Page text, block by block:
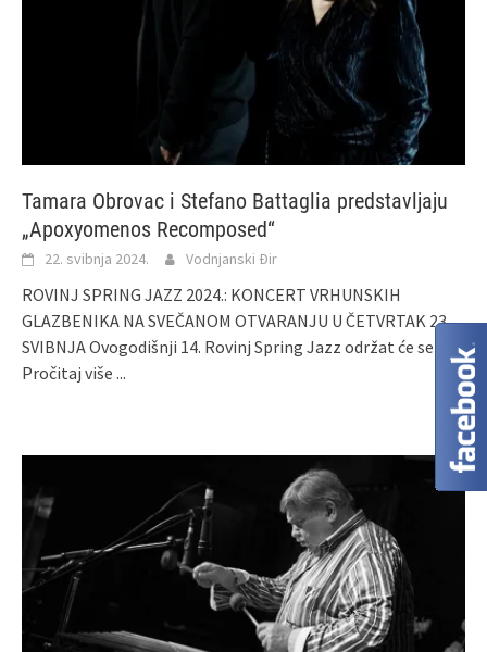
Tamara Obrovac i Stefano Battaglia predstavljaju
„Apoxyomenos Recomposed“
22. svibnja 2024. Vodnjanski Đir
ROVINJ SPRING JAZZ 2024.: KONCERT VRHUNSKIH
GLAZBENIKA NA SVEČANOM OTVARANJU U ČETVRTAK 23.
SVIBNJA Ovogodišnji 14. Rovinj Spring Jazz održat će se u
Pročitaj više ...